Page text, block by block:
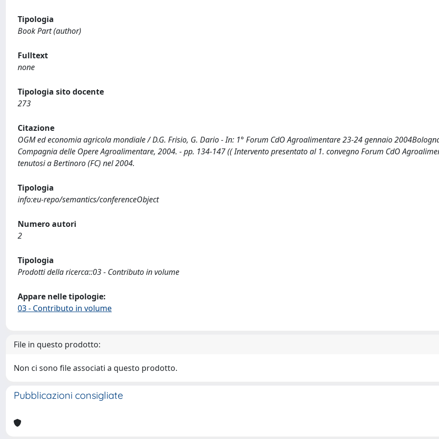
Tipologia
Book Part (author)
Fulltext
none
Tipologia sito docente
273
Citazione
OGM ed economia agricola mondiale / D.G. Frisio, G. Dario - In: 1° Forum CdO Agroalimentare 23-24 gennaio
Compagnia delle Opere Agroalimentare, 2004. - pp. 134-147 (( Intervento presentato al 1. convegno Forum CdO
tenutosi a Bertinoro (FC) nel 2004.
Tipologia
info:eu-repo/semantics/conferenceObject
Numero autori
2
Tipologia
Prodotti della ricerca::03 - Contributo in volume
Appare nelle tipologie:
03 - Contributo in volume
File in questo prodotto:
Non ci sono file associati a questo prodotto.
Pubblicazioni consigliate